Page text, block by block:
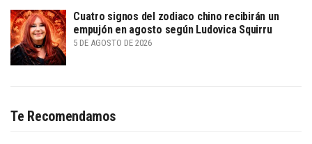
Cuatro signos del zodiaco chino recibirán un
empujón en agosto según Ludovica Squirru
5 DE AGOSTO DE 2026
Te Recomendamos